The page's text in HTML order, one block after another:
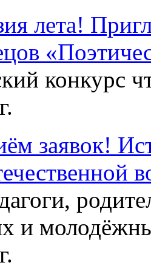
лета!
конкурс
заявок!
и